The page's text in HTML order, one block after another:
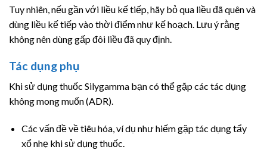
Tuy nhiên, nếu gần với liều kế tiếp, hãy bỏ qua liều đã quên và
dùng liều kế tiếp vào thời điểm như kế hoạch. Lưu ý rằng
không nên dùng gấp đôi liều đã quy định.
Tác dụng phụ
Khi sử dụng thuốc Silygamma bạn có thể gặp các tác dụng
không mong muốn (ADR).
Các vấn đề về tiêu hóa, ví dụ như hiếm gặp tác dụng tẩy
xổ nhẹ khi sử dụng thuốc.